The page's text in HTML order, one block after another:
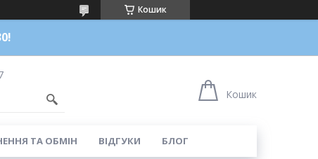
Кошик
Кошик
ТА ОБМІН ВІДГУКИ БЛОГ